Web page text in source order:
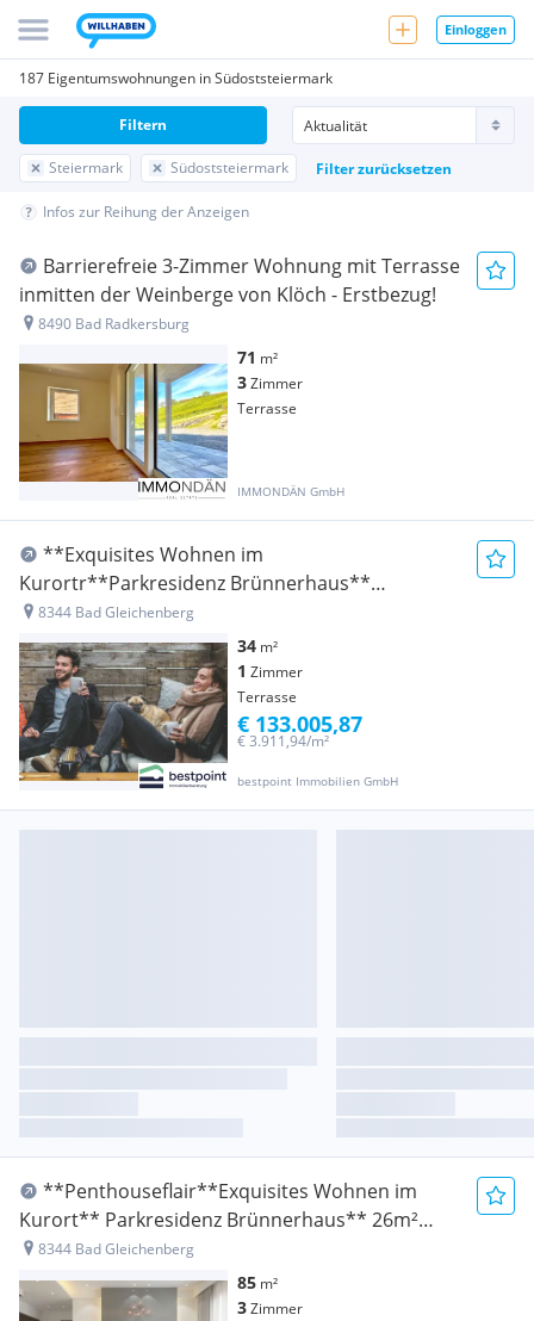
Einloggen
187 Eigentumswohnungen in Südoststeiermark
Steiermark Südoststeiermark Filter zurücksetzen
Filtern
Infos zur Reihung der Anzeigen
Barrierefreie 3-Zimmer Wohnung mit Terrasse
inmitten der Weinberge von Klöch - Erstbezug!
8490 Bad Radkersburg
71 m²
3Zimmer
Terrasse
IMMONDÄN GmbH
**Exquisites Wohnen im
Kurortr**Parkresidenz Brünnerhaus**
Apartment mit 13m² Terrasse** modernste
Ausstattung ** malerisches Ambiente **
8344 Bad Gleichenberg
34 m²
1 Zimmer
Terrasse
bestpoint Immobilien GmbH
€ 3.911,94/m²
€ 133.005,87
**Penthouseflair**Exquisites Wohnen im
Kurort** Parkresidenz Brünnerhaus** 26m²
Terrassen ** modernste Ausstattung **
malerisches Ambiente **
8344 Bad Gleichenberg
85 m²
3Zimmer